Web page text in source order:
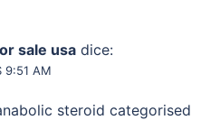
sale usa dice:
9:51 AM
steroid categorised